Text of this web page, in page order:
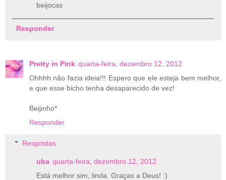
beijocas
Responder
Pretty in Pink quarta-feira, dezembro 12, 2012
Ohhhh não fazia ideia!!! Espero que ele esteja bem melhor,
e que esse bicho tenha desaparecido de vez!
Beijinho*
Responder
Respostas
uba quarta-feira, dezembro 12, 2012
Está melhor sim, linda. Graças a Deus! :)